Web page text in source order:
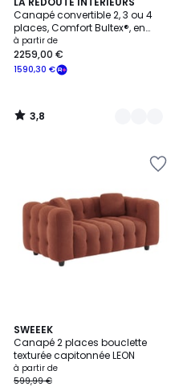
Canapé convertible 2, 3 ou 4
places, Comfort Bultex®, en
velours, TIMOR
à partir de
1590,30 €
2259,00 €
/ 5
7
Couleurs
3,8
/
SWEEEK
Canapé 2 places bouclette
texturée capitonnée LEON
à partir de
599,99 €
4,7
/ 5
4
Couleurs